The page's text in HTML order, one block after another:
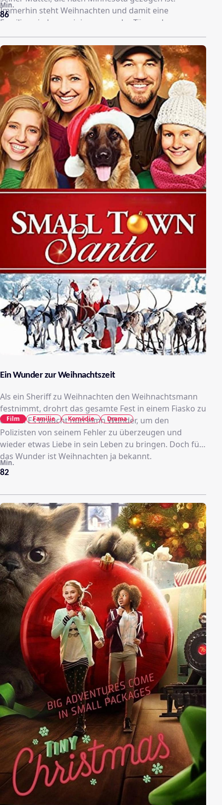
Immerhin steht Weihnachten und damit eine
Familienwiedervereinigung vor der Tür, auch wenn
sein Vater diesmal nicht dabei sein kann. Bald freundet
sich der kleine George mit dem Nachbarshund Tucker
an, der ihm Trost spendet und mit dem er viele
Abenteuer erlebt - wie etwa gemeinsames
Traktorfahren. Als jedoch ein gewaltiger Sturm
losbricht, muss der Junge über sich selbst
hinauswachsen und lernt dabei die wahre Bedeutung
von Verantwortung, Freundschaft und Liebe kennen.
86
Min.
Ein Wunder zur Weihnachtszeit
Als ein Sheriff zu Weihnachten den Weihnachtsmann
festnimmt, drohrt das gesamte Fest in einem Fiasko zu
enden. Es braucht nun eimn Wunder, um den
Polizisten von seinem Fehler zu überzeugen und
wieder etwas Liebe in sein Leben zu bringen. Doch für
das Wunder ist Weihnachten ja bekannt.
82
Min.
Film Familie Komödie Drama